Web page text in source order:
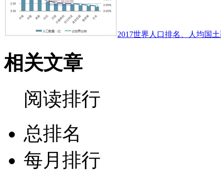
2017世界人口排名、人均国
相关文章
阅读排行
总排名
每月排行